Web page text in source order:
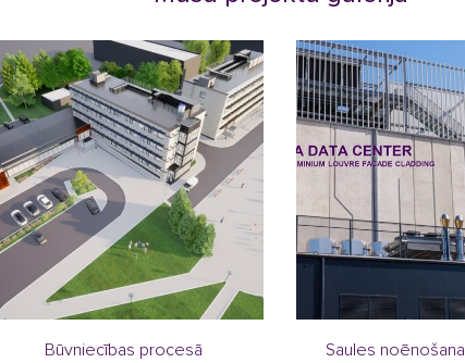
Būvniecības procesā Saules noēnošana